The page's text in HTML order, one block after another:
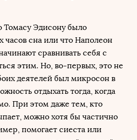
Томасу Эдисону было
часов сна или что Наполеон
сравнивать себя с
этим. Но, во-первых, это не
деятелей был микросон в
отдыхать тогда, когда
При этом даже тем, кто
можно хотя бы частично
помогает сиеста или